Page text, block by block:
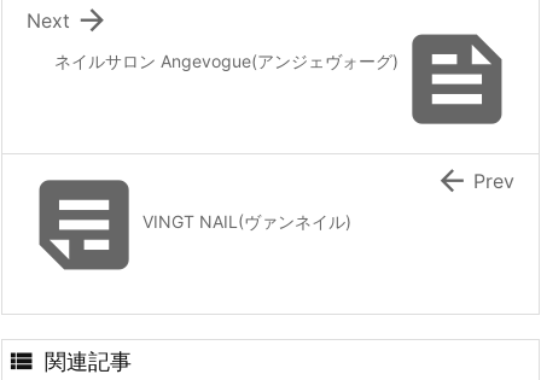

ネイルサロン Angevogue(アンジェヴォーグ)

Next
VINGT NAIL(ヴァンネイル)
 Prev
 関連記事